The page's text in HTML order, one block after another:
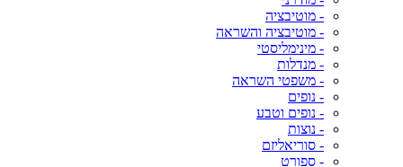
- מוטיבציה
- מוטיבציה והשראה
- מינימליסטי
- מנדלות
- משפטי השראה
- נופים
- נופים וטבע
- נוצות
- סוריאליזם
- ספורט